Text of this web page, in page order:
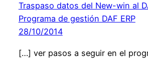
Traspaso datos del New-win al
Programa de gestión DAF ERP
28/10/2014
[…] ver pasos a seguir en el